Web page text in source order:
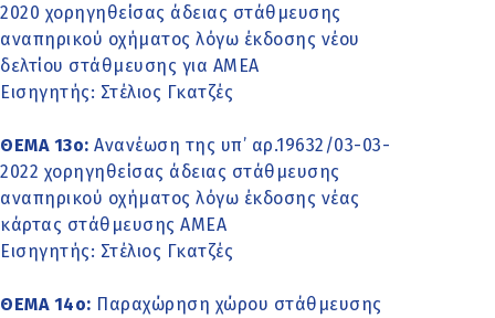
2020 χορηγηθείσας άδειας στάθμευσης
αναπηρικού οχήματος λόγω έκδοσης νέου
δελτίου στάθμευσης για ΑΜΕΑ
Εισηγητής: Στέλιος Γκατζές
ΘΕΜΑ 13ο: Ανανέωση της υπ’ αρ.19632/03-03-
2022 χορηγηθείσας άδειας στάθμευσης
αναπηρικού οχήματος λόγω έκδοσης νέας
κάρτας στάθμευσης ΑΜΕΑ
Εισηγητής: Στέλιος Γκατζές
ΘΕΜΑ 14o: Παραχώρηση χώρου στάθμευσης